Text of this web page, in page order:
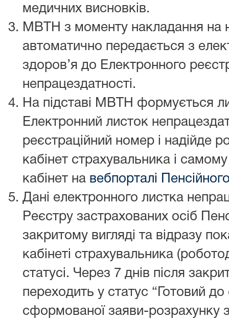
медичних висновків.
МВТН з моменту накладання на
автоматично передається з
здоров’я до Електронного
непрацездатності.
На підставі МВТН формується
Електронний листок
реєстраційний номер і надійде
кабінет страхувальника і
кабінет на вебпорталі
Дані електронного листка
Реєстру застрахованих осіб
закритому вигляді та відразу
кабінеті страхувальника
статусі. Через 7 днів після
переходить у статус “Готовий до
сформованої заяви-розрахунку